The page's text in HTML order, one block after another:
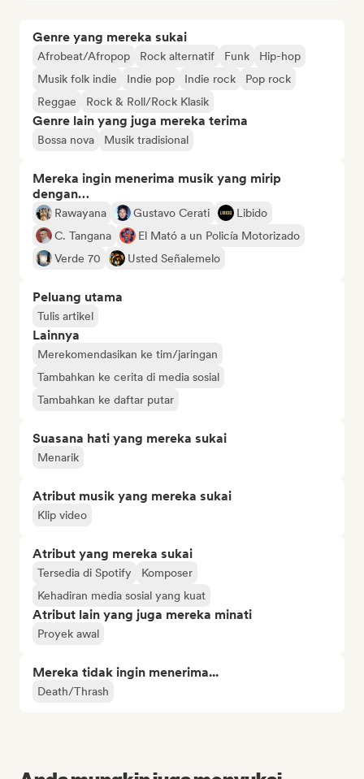
Genre yang mereka sukai
Afrobeat/Afropop Rock alternatif Funk
Hip-hop
Musik folk indie
Indie pop Indie rock
Pop rock
Reggae
Rock & Roll/Rock Klasik
Genre lain yang juga mereka terima
Bossa nova Musik tradisional
Mereka ingin menerima musik yang mirip
dengan…
Rawayana Gustavo Cerati
Libido
C. Tangana
El Mató a un Policía Motorizado
Verde 70
Usted Señalemelo
Peluang utama
Tulis artikel
Lainnya
Merekomendasikan ke tim/jaringan
Tambahkan ke cerita di media sosial
Tambahkan ke daftar putar
Suasana hati yang mereka sukai
Menarik
Atribut musik yang mereka sukai
Klip video
Atribut yang mereka sukai
Tersedia di Spotify
Komposer
Kehadiran media sosial yang kuat
Atribut lain yang juga mereka minati
Proyek awal
Mereka tidak ingin menerima...
Death/Thrash